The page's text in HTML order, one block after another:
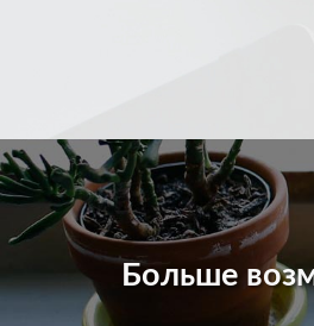
Больше